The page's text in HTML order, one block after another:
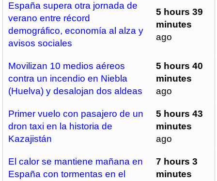
España supera otra jornada de
verano entre récord
demográfico, economía al alza y
avisos sociales
5 hours 39
minutes
ago
Movilizan 10 medios aéreos
contra un incendio en Niebla
(Huelva) y desalojan dos aldeas
5 hours 40
minutes
ago
Primer vuelo con pasajero de un
dron taxi en la historia de
Kazajistán
5 hours 43
minutes
ago
El calor se mantiene mañana en
España con tormentas en el
7 hours 3
minutes